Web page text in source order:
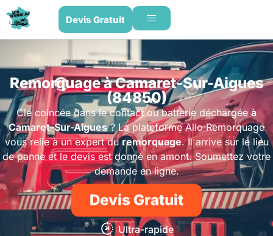
Devis Gratuit
Remorquage à Camaret-Sur-Aigues
(84850)
Clé coincée dans le contact ou batterie déchargéeà
Camaret-Sur-Aigues? La plateforme Allo Remorquage
vous relie à un expert duremorquage. Il arrive sur le lieu
de panne et le devis est donné en amont. Soumettez votre
demande en ligne.
Devis Gratuit
Ultra-rapide